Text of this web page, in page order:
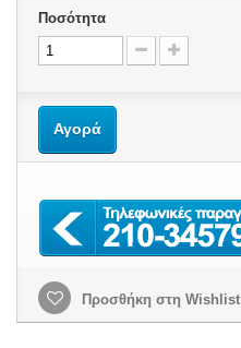
Ποσότητα
Αγορά
Προσθήκη στη Wishlist